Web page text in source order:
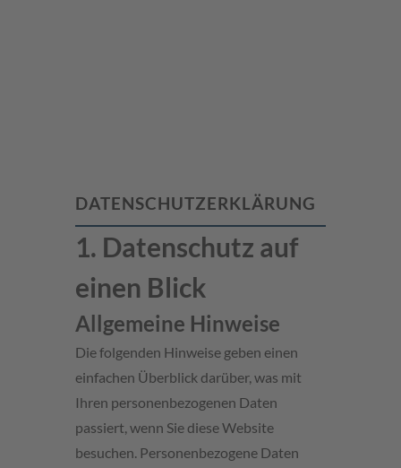
DATENSCHUTZERKLÄRUNG
1. Datenschutz auf
einen Blick
Allgemeine Hinweise
Die folgenden Hinweise geben einen
einfachen Überblick darüber, was mit
Ihren personenbezogenen Daten
passiert, wenn Sie diese Website
besuchen. Personenbezogene Daten